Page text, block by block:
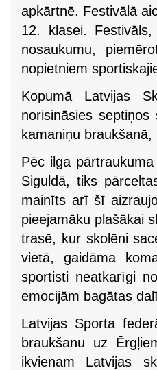
apkārtnē. Festivālā
12. klasei.
nosaukumu,
nopietniem
Kopumā Latvijas
norisināsies
kamaniņu
Pēc ilga
Siguldā, tiks
mainīts arī šī
pieejamāku plašākai
trasē, kur skolēni
vietā, gaidāma
sportisti neatkarīgi
emocijām bagātas
Latvijas Sporta
braukšanu uz
ikvienam Latvijas